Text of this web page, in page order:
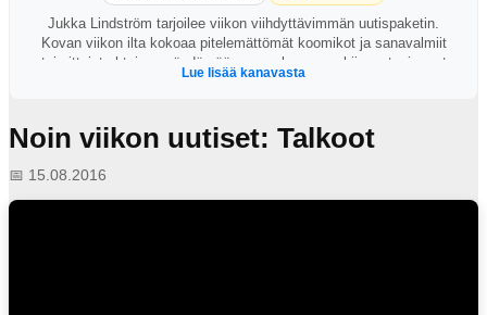
Jukka Lindström tarjoilee viikon viihdyttävimmän uutispaketin.
Kovan viikon ilta kokoaa pitelemättömät koomikot ja sanavalmiit
toimittajat yhteisen pöydän ääreen perkaamaan kiinnostavimmat
ajankohtaiset puheenaiheet. https://areena.yle.fi/1-64828919?
Lue lisää kanavasta
Noin viikon uutiset: Talkoot
📅 15.08.2016